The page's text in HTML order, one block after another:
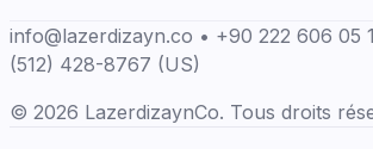
info@lazerdizayn.co • +90 222 606 05
(512) 428-8767 (US)
© 2026 LazerdizaynCo. Tous droits